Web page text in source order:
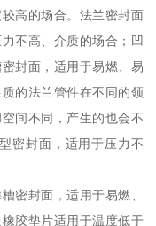
高的场合。法兰密封面
不高、介质的场合；凹
封面，适用于易燃、易
的法兰管件在不同的领
间不同，产生的也会不
密封面，适用于压力不
密封面，适用于易燃、
胶垫片适用于温度低于